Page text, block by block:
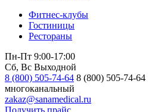
Фитнес-клубы
Гостиницы
Рестораны
Пн-Пт 9:00-17:00
Сб, Вс Выходной
8 (800) 505-74-64 8 (800) 505-74-64
многоканальный
zakaz@sanamedical.ru
Получить прайс